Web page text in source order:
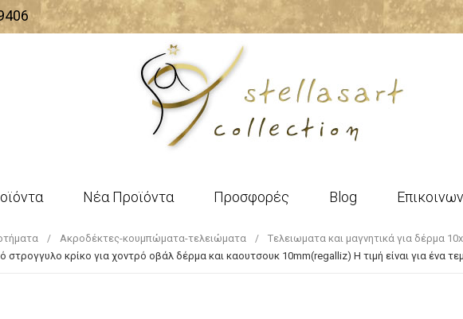
Νέα Προϊόντα Προσφορές Blog
Ακροδέκτες-κουμπώματα-τελειώματα
Tελειωματα και μαγνητικά για δέρμα
κρίκο για χοντρό οβάλ δέρμα και καουτσουκ 10mm(regalliz) Η τιμή είναι για ένα